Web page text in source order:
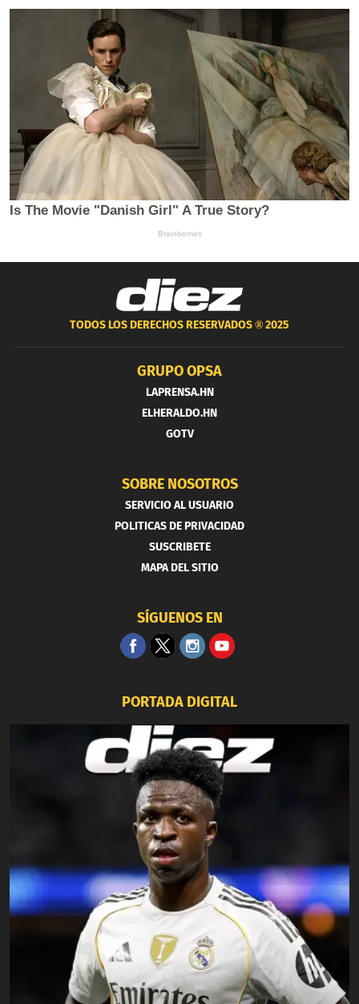
TODOS LOS DERECHOS RESERVADOS ®2025
GRUPO OPSA
LAPRENSA.HN
ELHERALDO.HN
GOTV
SOBRE NOSOTROS
SERVICIO AL USUARIO
POLITICAS DE PRIVACIDAD
SUSCRIBETE
MAPA DEL SITIO
SÍGUENOS EN
PORTADA DIGITAL